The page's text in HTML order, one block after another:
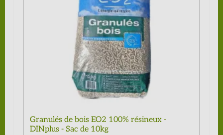
Granulés de bois EO2 100% résineux -
DINplus - Sac de 10kg